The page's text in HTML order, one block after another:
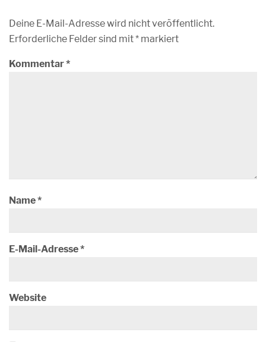
Deine E-Mail-Adresse wird nicht veröffentlicht.
Erforderliche Felder sind mit* markiert
Kommentar*
Name*
E-Mail-Adresse*
Website